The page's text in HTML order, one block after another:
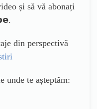
și să vă abonați
din perspectivă
unde te așteptăm: